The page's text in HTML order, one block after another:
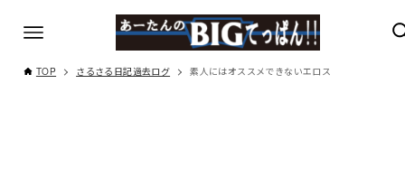
TOP さるさる日記過去ログ 素人にはオススメできないエロス